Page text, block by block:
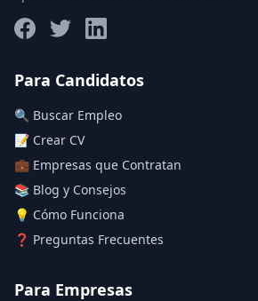
Deja vacío para "sin límite"
Aplicar filtros
Para Candidatos
🔍 Buscar Empleo
📝 Crear CV
💼 Empresas que Contratan
📚 Blog y Consejos
💡 Cómo Funciona
❓ Preguntas Frecuentes
Para Empresas